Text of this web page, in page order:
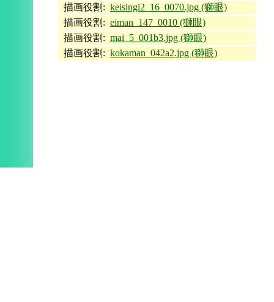
描画役割: keisingi2_16_0070.jpg (獅眼)
描画役割: eiman_147_0010 (獅眼)
描画役割: mai_5_001b3.jpg (獅眼)
描画役割: kokaman_042a2.jpg (獅眼)